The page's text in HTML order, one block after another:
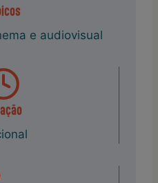
e audiovisual